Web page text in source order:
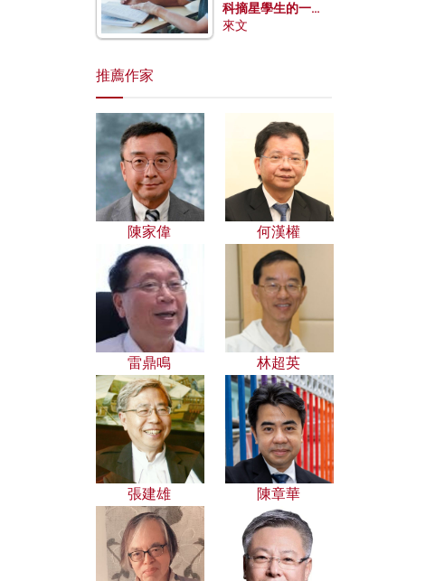
科摘星學生的一點
特質
來文
推薦作家
陳家偉 何漢權
雷鼎鳴 林超英
張建雄 陳章華